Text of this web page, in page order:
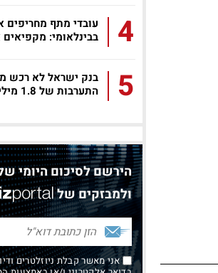
4
עובדי מתף
בבינלאומי:
5
בנק ישראל לא רכש
התערבות של 1.8 מיליארד...
הירשם לסיכום היומי
ולמבזקים של
אני מאשר קבלת ניוזלטרים